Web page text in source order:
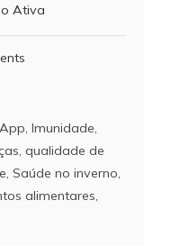
Ativa
, Imunidade,
, qualidade de
, Saúde no inverno,
alimentares,